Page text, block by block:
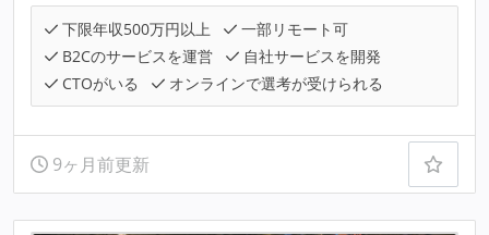
下限年収500万円以上
一部リモート可
B2Cのサービスを運営
自社サービスを開発
CTOがいる
オンラインで選考が受けられる
9ヶ月前更新